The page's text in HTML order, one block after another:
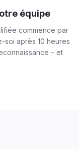
équipe
commence par
soi après 10 heures
– et